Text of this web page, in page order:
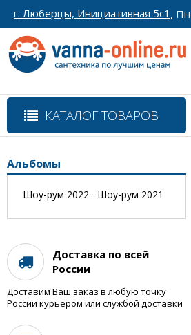
г. Люберцы, Инициативная 5с1 ,
КАТАЛОГ ТОВАРОВ
Альбомы
Шоу-рум 2022 Шоу-рум 2021
Доставка по всей
России
Доставим Ваш заказ в любую точку
России курьером или службой доставки